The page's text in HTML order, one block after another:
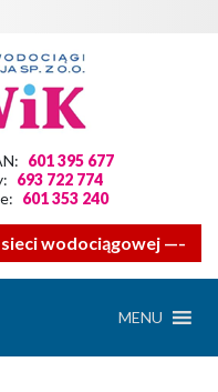
601 395 677
693 722 774
601 353 240
wodociągowej ——-
MENU